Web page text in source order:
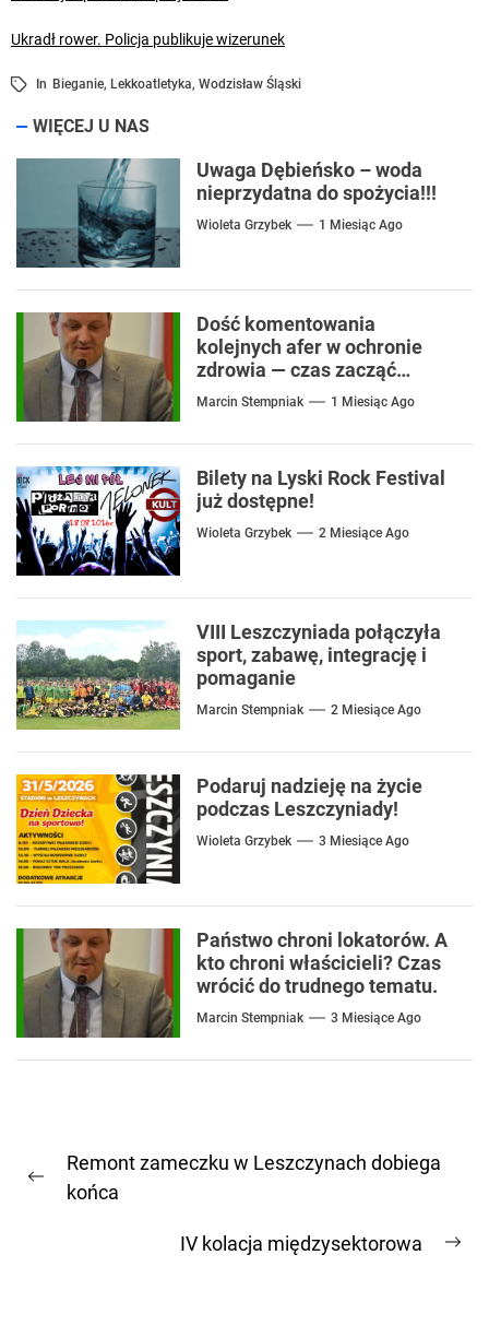
Ukradł rower. Policja publikuje wizerunek
In Bieganie, Lekkoatletyka, Wodzisław Śląski
WIĘCEJ U NAS
Uwaga Dębieńsko – woda
nieprzydatna do spożycia!!!
Wioleta Grzybek 1 Miesiąc Ago
Dość komentowania
kolejnych afer w ochronie
zdrowia — czas zacząć
mówić o rozwiązaniach
Marcin Stempniak 1 Miesiąc Ago
Bilety na Lyski Rock Festival
już dostępne!
Wioleta Grzybek 2 Miesiące Ago
VIII Leszczyniada połączyła
sport, zabawę, integrację i
pomaganie
Marcin Stempniak 2 Miesiące Ago
Podaruj nadzieję na życie
podczas Leszczyniady!
Wioleta Grzybek 3 Miesiące Ago
Państwo chroni lokatorów. A
kto chroni właścicieli? Czas
wrócić do trudnego tematu.
Marcin Stempniak 3 Miesiące Ago
wpisu
Previous
Remont zameczku w Leszczynach dobiega
końca
IV kolacja międzysektorowa